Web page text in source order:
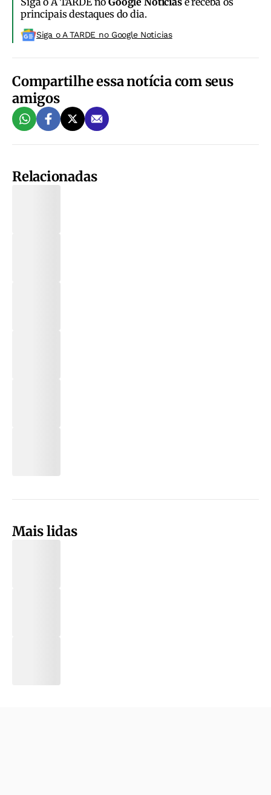
principais destaques do dia.
Siga o A TARDE no Google Noticias
Compartilhe essa notícia com seus
amigos
Relacionadas
Mais lidas